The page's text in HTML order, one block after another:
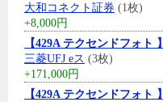
大和コネクト証券 (1枚)
+8,000円
【429A テクセンドフォト 】
三菱UFJ eス (3枚)
+171,000円
【429A テクセンドフォト 】